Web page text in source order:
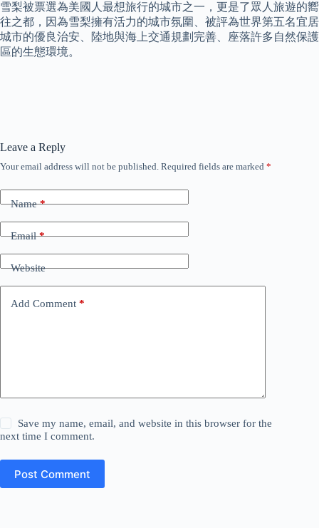
雪梨被票選為美國人最想旅行的城市之一，更是了眾人旅遊的嚮
往之都，因為雪梨擁有活力的城市氛圍、被評為世界第五名宜居
城市的優良治安、陸地與海上交通規劃完善、座落許多自然保護
區的生態環境。
Leave a Reply
Your email address will not be published. Required fields are marked *
Name*
Email*
Website
Add Comment *
Save my name, email, and website in this browser for the
next time I comment.
Post Comment